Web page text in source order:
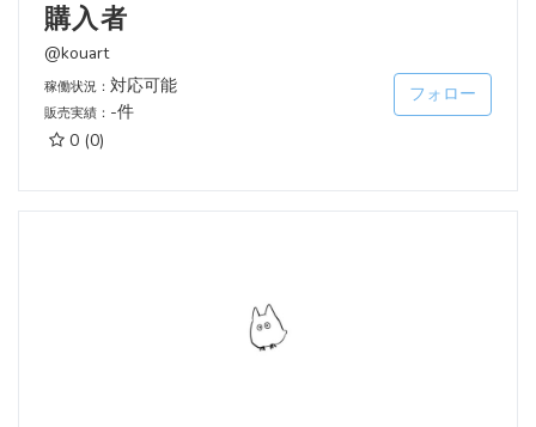
購入者
@kouart
稼働状況： 対応可能
販売実績： -件
0 (0)
フォロー